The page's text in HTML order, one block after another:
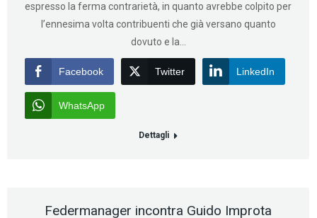
espresso la ferma contrarietà, in quanto avrebbe colpito per
l’ennesima volta contribuenti che già versano quanto
dovuto e la…
Facebook Twitter LinkedIn
WhatsApp
Dettagli
Federmanager incontra Guido Improta